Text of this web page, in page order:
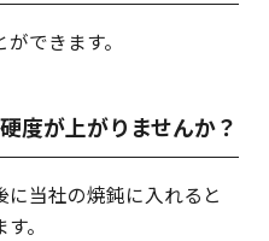
できます。
度が上がりませんか？
当社の焼鈍に入れると
。